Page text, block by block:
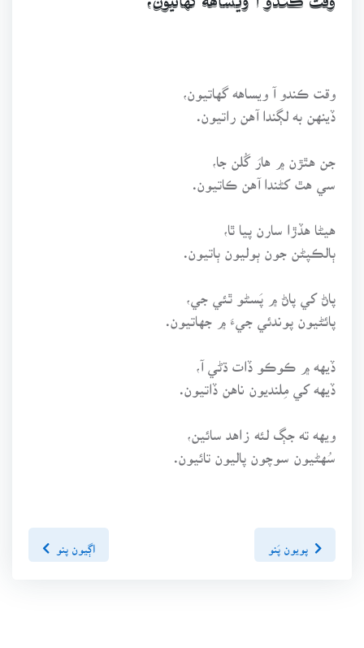
وقت ڪندو آ ويساهه گهاتيون،
وقت ڪندو آ ويساهه گهاتيون،
ڏينهن به لڳندا آهن راتيون.
جن هٿڙن ۾ هارَ گُلن جا،
سي هٿ کڻندا آهن ڪاتيون.
هيڻا هڏڙا سارن پيا ٿا،
ٻالڪپڻن جون ٻوليون ٻاتيون.
پاڻ کي پاڻ ۾ پَسڻو ٿئي جي،
پائڻيون پوندئي جيءَ ۾ جهاتيون.
ڏيهه ۾ ڪوڪو ڏات ڌڻي آ،
ڏيهه کي مِلنديون ناهن ڏاتيون.
ويهه ته جڳ لئه زاهد سائين،
سُهڻيون سوچون پاليون تائيون.
پويون پَنو اڳيون پنو